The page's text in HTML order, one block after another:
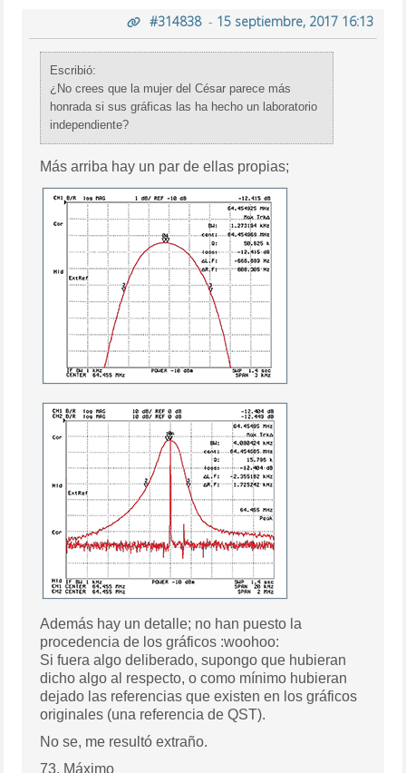
#314838- 15 septiembre, 2017 16:13
Escribió:
¿No crees que la mujer del César parece más
honrada si sus gráficas las ha hecho un laboratorio
independiente?
Más arriba hay un par de ellas propias;
Además hay un detalle; no han puesto la
procedencia de los gráficos :woohoo:
Si fuera algo deliberado, supongo que hubieran
dicho algo al respecto, o como mínimo hubieran
dejado las referencias que existen en los gráficos
originales (una referencia de QST).
No se, me resultó extraño.
73, Máximo